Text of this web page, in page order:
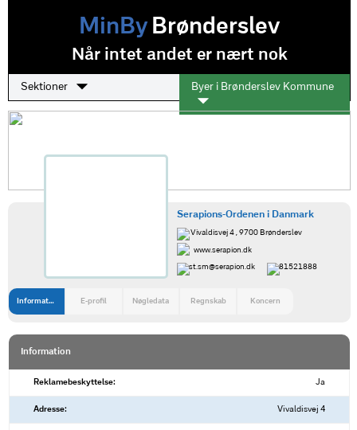
MinByBrønderslev
Når intet andet er nært nok
Sektioner Byer i Brønderslev Kommune
Serapions-Ordenen i Danmark
Vivaldisvej 4 , 9700 Brønderslev
www.serapion.dk
st.sm@serapion.dk
81521888
Information E-profil Nøgledata Regnskab Koncern
Information
Reklamebeskyttelse: Ja
Adresse: Vivaldisvej 4